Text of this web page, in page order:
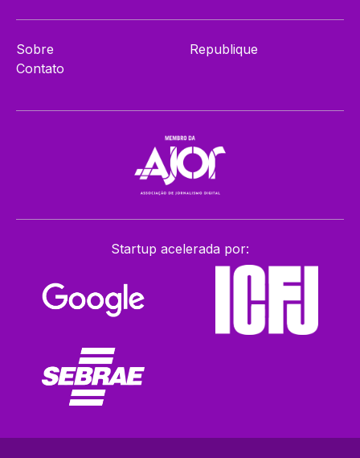
Sobre
Contato
Republique
Startup acelerada por: